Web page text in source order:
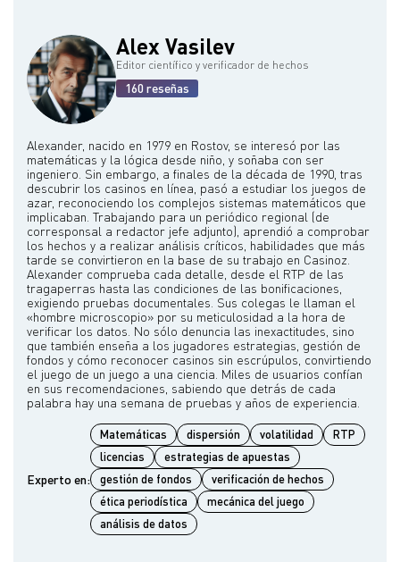
Alex Vasilev
Editor científico y verificador de hechos
160 reseñas
Alexander, nacido en 1979 en Rostov, se interesó por las
matemáticas y la lógica desde niño, y soñaba con ser
ingeniero. Sin embargo, a finales de la década de 1990, tras
descubrir los casinos en línea, pasó a estudiar los juegos de
azar, reconociendo los complejos sistemas matemáticos que
implicaban. Trabajando para un periódico regional (de
corresponsal a redactor jefe adjunto), aprendió a comprobar
los hechos y a realizar análisis críticos, habilidades que más
tarde se convirtieron en la base de su trabajo en Casinoz.
Alexander comprueba cada detalle, desde el RTP de las
tragaperras hasta las condiciones de las bonificaciones,
exigiendo pruebas documentales. Sus colegas le llaman el
«hombre microscopio» por su meticulosidad a la hora de
verificar los datos. No sólo denuncia las inexactitudes, sino
que también enseña a los jugadores estrategias, gestión de
fondos y cómo reconocer casinos sin escrúpulos, convirtiendo
el juego de un juego a una ciencia. Miles de usuarios confían
en sus recomendaciones, sabiendo que detrás de cada
Experto en:
Matemáticas dispersión volatilidad
RTP
licencias
estrategias de apuestas
gestión de fondos
verificación de hechos
ética periodística
mecánica del juego
análisis de datos